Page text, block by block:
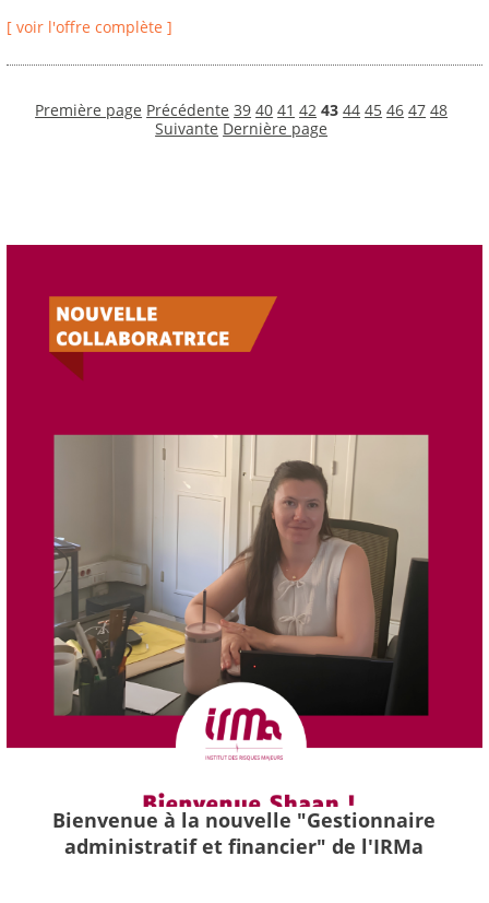
[ voir l'offre complète ]
Première page Précédente 39 40 41 42 43 44 45 46 47 48
Suivante Dernière page
Bienvenue à la nouvelle "Gestionnaire
administratif et financier" de l'IRMa